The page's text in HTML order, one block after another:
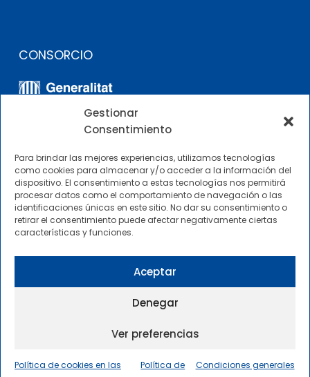
Gestionar
Consentimiento
Para brindar las mejores experiencias, utilizamos tecnologías
como cookies para almacenar y/o acceder a la información del
dispositivo. El consentimiento a estas tecnologías nos permitirá
procesar datos como el comportamiento de navegación o las
identificaciones únicas en este sitio. No dar su consentimiento o
retirar el consentimiento puede afectar negativamente ciertas
características y funciones.
Aceptar
Denegar
Ver preferencias
Política de cookies en las
Política de
Condiciones generales
CONSORCIO
OTROS ENLACES
Perfil del contratante
2025 © Centre Internacional de Mètodes Numèrics a
Política de privacidad
Política de cookies|